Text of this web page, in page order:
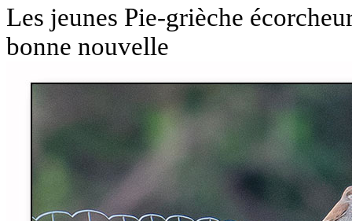
Les jeunes Pie-grièche
bonne nouvelle